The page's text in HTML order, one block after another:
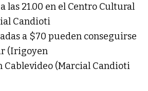
las 21.00 en el Centro Cultural
Candioti
a $70 pueden conseguirse
(Irigoyen
Cablevideo (Marcial Candioti